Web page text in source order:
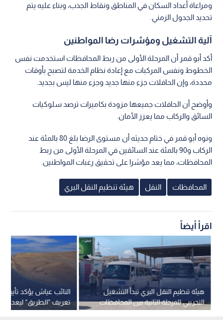
ومراعاة أعداد السكان في المناطق ونقاط الجذب، وبناء عليه يتم
تحديد الجدول الزمني.
آلية التشغيل ومؤشرات رضا المواطنين
أكد أبو قمر أن المرحلة الأولى من ربط المحافظات استخدمت نفس
الخطوط ونفس المركبات مع إعادة نظام الخدمة لتصبح بأوقات
محددة، وإن الحافلات جزء منها جديد وجزء منها ليس بجديد.
وأوضح أن الحافلات جميعها مزودة بكاميرات ترصد سلوكيات
السائق والركاب مما يعزز الأمان.
ونوه أبو قمر في ختام حديثه أن مستوى الرضا بلغ 80 بالمئة عند
الركاب و90 بالمئة عند السائقين في المرحلة الأولى من ربط
المحافظات، مما يعد مؤشرا على تحقيق رغبات المواطنين.
المحافظات النقل هيئة تنظيم النقل البري
اقرأ أيضاً
النائب عياش يؤكد
تعريف "الطريق" ليعد
الحديد
هيئة تنظيم النقل البري تبدأ التشغيل
التجريبي للمرحلة الثانية بين المحافظات